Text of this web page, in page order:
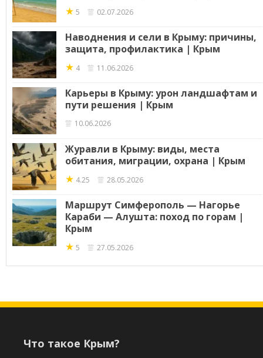
★ 5 02.07.2026
Наводнения и сели в Крыму: причины,
защита, профилактика | Крым
★ 4 11.06.2026
Карьеры в Крыму: урон ландшафтам и
пути решения | Крым
10.06.2026
Журавли в Крыму: виды, места
обитания, миграции, охрана | Крым
★ 4.25 28.05.2026
Маршрут Симферополь — Нагорье
Караби — Алушта: поход по горам |
Крым
★ 5 27.05.2026
Что такое Крым?